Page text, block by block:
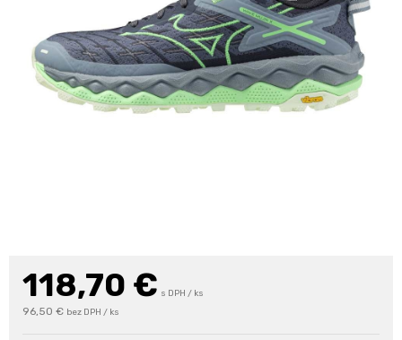
118,70 € s DPH / ks
96,50 € bez DPH / ks